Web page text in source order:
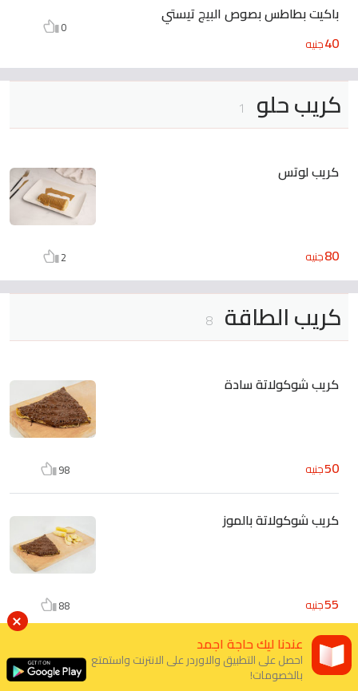
باكيت بطاطس بصوص البيج تيستي
40جنيه
0
كريب حلو 1
كريب لوتس
80جنيه 2
كريب الطاقة 8
كريب شوكولاتة سادة
50جنيه 98
كريب شوكولاتة بالموز
55جنيه 88
كريب شوكولاتة نوتيلا بالمكسرات
عندنا ليك حاجة اجمد
احصل على التطبيق والاوردر على الانترنت واستمتع
بالخصومات!